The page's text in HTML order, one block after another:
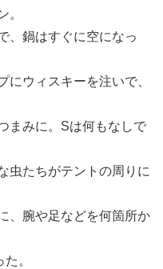
。
、鍋はすぐに空になっ
にウィスキーを注いで、
まみに。Sは何もなしで
虫たちがテントの周りに
、腕や足などを何箇所か
。